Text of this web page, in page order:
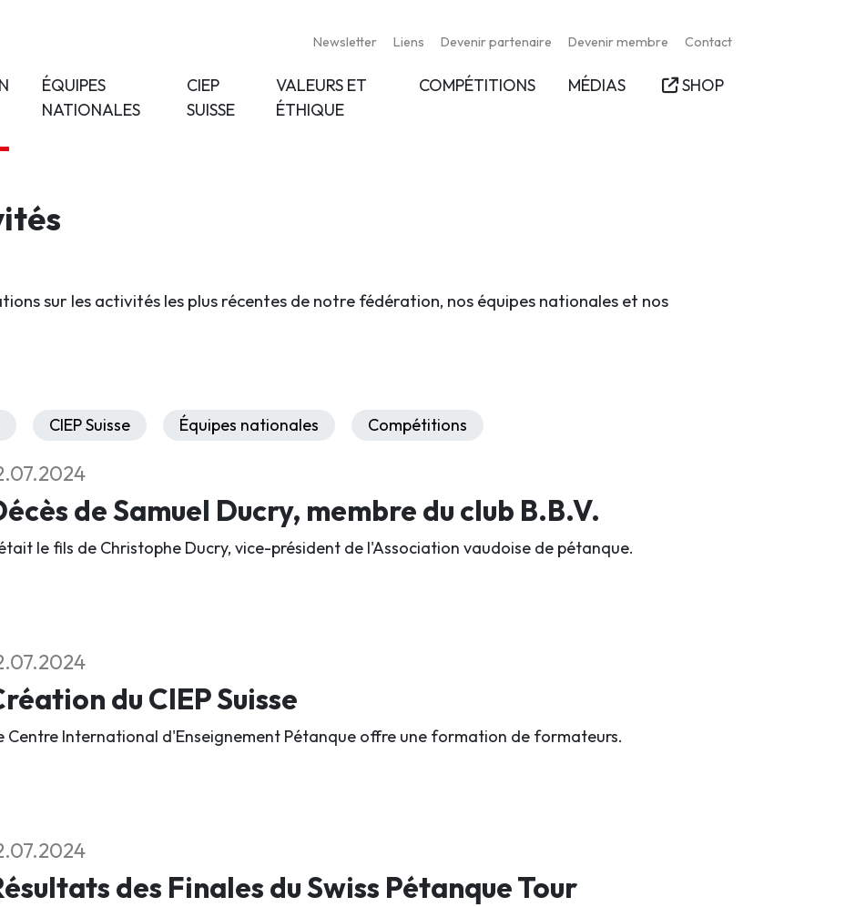
Newsletter Liens Devenir partenaire Devenir membre Contact
ÉQUIPES
NATIONALES
CIEP
SUISSE
VALEURS ET
ÉTHIQUE
COMPÉTITIONS MÉDIAS SHOP
sur les activités les plus récentes de notre fédération, nos équipes nationales et nos
CIEP Suisse Équipes nationales Compétitions
de Samuel Ducry, membre du club B.B.V.
le fils de Christophe Ducry, vice-président de l'Association vaudoise de pétanque.
du CIEP Suisse
Centre International d'Enseignement Pétanque offre une formation de formateurs.
des Finales du Swiss Pétanque Tour